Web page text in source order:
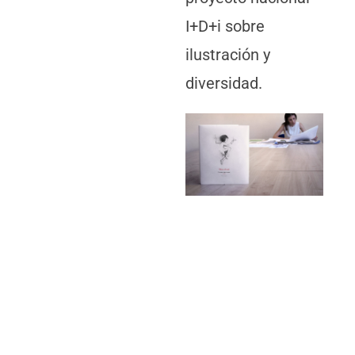
I+D+i sobre
ilustración y
diversidad.